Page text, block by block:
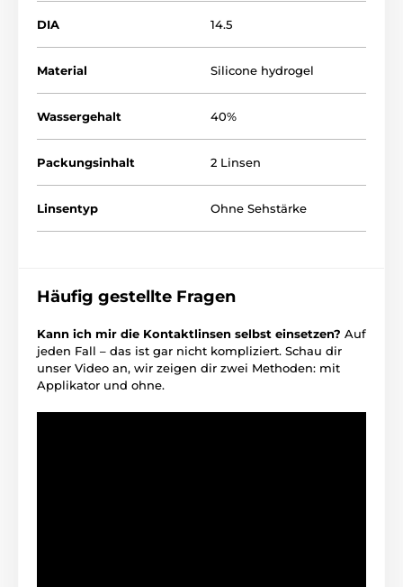
DIA 14.5
Material Silicone hydrogel
Wassergehalt 40%
Packungsinhalt 2 Linsen
Linsentyp Ohne Sehstärke
Häufig gestellte Fragen
Kann ich mir die Kontaktlinsen selbst einsetzen? Auf
jeden Fall – das ist gar nicht kompliziert. Schau dir
unser Video an, wir zeigen dir zwei Methoden: mit
Applikator und ohne.